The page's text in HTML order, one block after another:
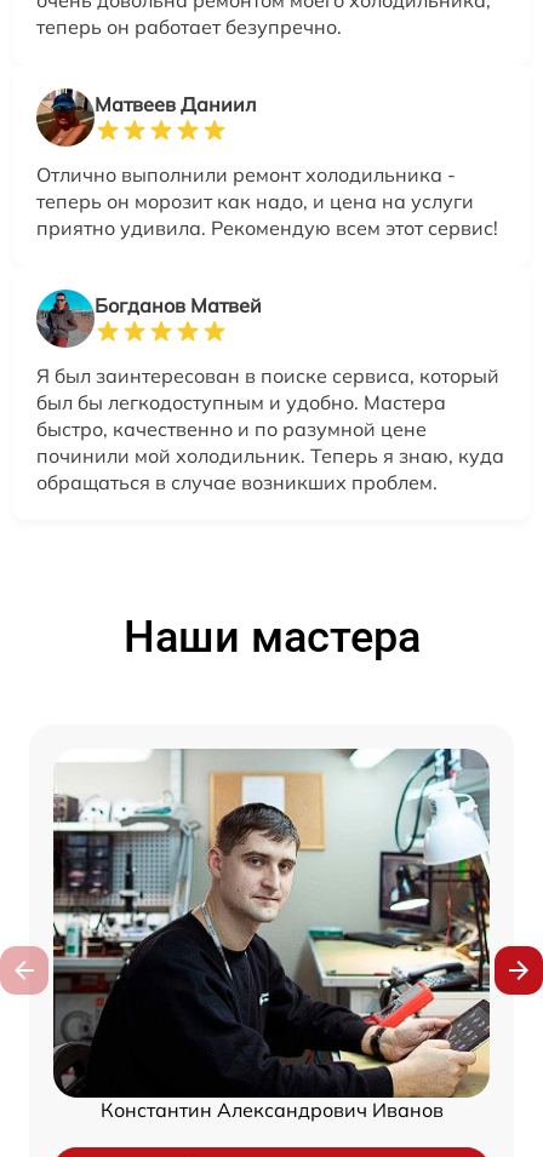
теперь он работает безупречно.
Матвеев Даниил
Отлично выполнили ремонт холодильника -
теперь он морозит как надо, и цена на услуги
приятно удивила. Рекомендую всем этот сервис!
Богданов Матвей
Я был заинтересован в поиске сервиса, который
был бы легкодоступным и удобно. Мастера
быстро, качественно и по разумной цене
починили мой холодильник. Теперь я знаю, куда
обращаться в случае возникших проблем.
Наши мастера
Константин Александрович Иванов